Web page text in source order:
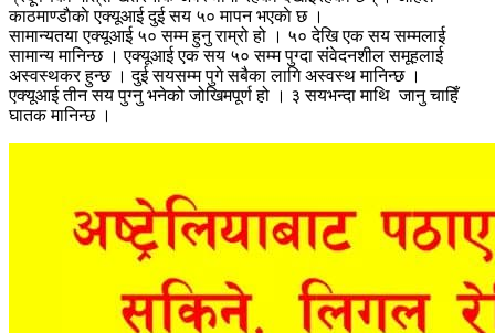
काठमाण्डाैकाे एक्यूआई दुई सय ५० मापन भएकाे छ ।
सामान्यतया एक्यूआई ५० सम्म हुनु राम्रो हो । ५० देखि एक सय सम्मलाई
सामान्य मानिन्छ । एक्यूआई एक सय ५० सम्म पुग्दा संवेदनशील समूहलाई
अस्वस्थकर हुन्छ । दुई सयसम्म पुगे सबैका लागि अस्वस्थ मानिन्छ ।
एक्यूआई तीन सय पुग्नु भनेको जोखिमपूर्ण हो । ३ सयभन्दा माथि जानु चाहिँ
घातक मानिन्छ ।